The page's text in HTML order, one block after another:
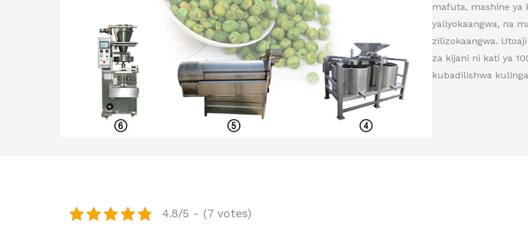
mafuta, mashine ya
yaliyokaangwa, na
zilizokaangwa.
za kijani ni kati ya
kubadilishwa
4.8/5 - (7 votes)